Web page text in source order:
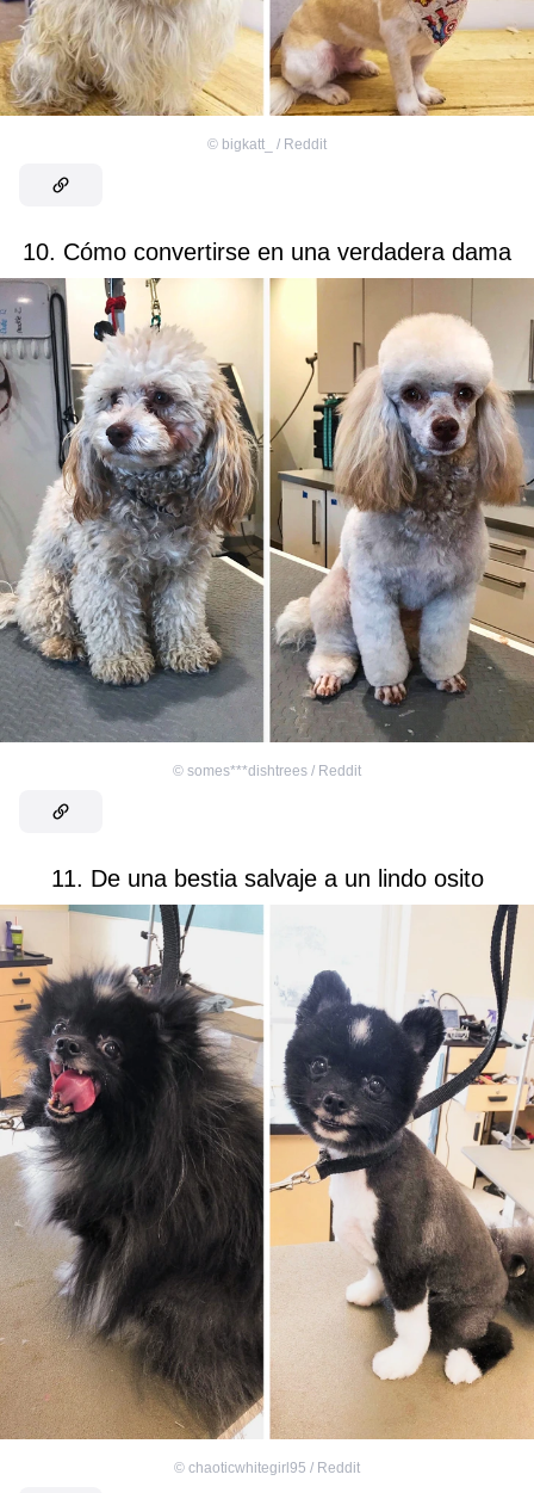
© bigkatt_ / Reddit
10. Cómo convertirse en una verdadera dama
© somes***dishtrees / Reddit
11. De una bestia salvaje a un lindo osito
© chaoticwhitegirl95 / Reddit